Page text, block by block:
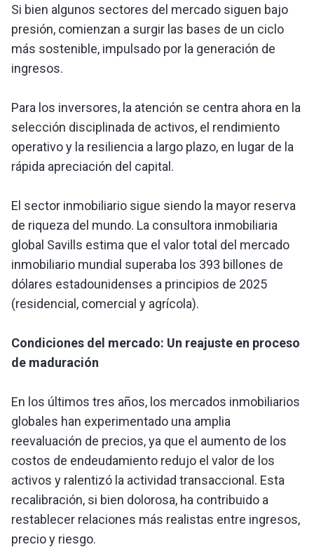
Si bien algunos sectores del mercado siguen bajo
presión, comienzan a surgir las bases de un ciclo
más sostenible, impulsado por la generación de
ingresos.
Para los inversores, la atención se centra ahora en la
selección disciplinada de activos, el rendimiento
operativo y la resiliencia a largo plazo, en lugar de la
rápida apreciación del capital.
El sector inmobiliario sigue siendo la mayor reserva
de riqueza del mundo. La consultora inmobiliaria
global Savills estima que el valor total del mercado
inmobiliario mundial superaba los 393 billones de
dólares estadounidenses a principios de 2025
(residencial, comercial y agrícola).
Condiciones del mercado: Un reajuste en proceso
de maduración
En los últimos tres años, los mercados inmobiliarios
globales han experimentado una amplia
reevaluación de precios, ya que el aumento de los
costos de endeudamiento redujo el valor de los
activos y ralentizó la actividad transaccional. Esta
recalibración, si bien dolorosa, ha contribuido a
restablecer relaciones más realistas entre ingresos,
precio y riesgo.